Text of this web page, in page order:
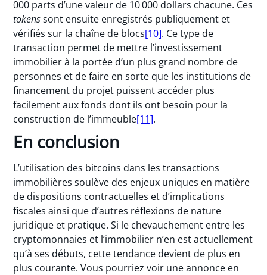
000 parts d’une valeur de 10 000 dollars chacune. Ces
tokenssont ensuite enregistrés publiquement et
vérifiés sur la chaîne de blocs[10]. Ce type de
transaction permet de mettre l’investissement
immobilier à la portée d’un plus grand nombre de
personnes et de faire en sorte que les institutions de
financement du projet puissent accéder plus
facilement aux fonds dont ils ont besoin pour la
construction de l’immeuble[11].
En conclusion
L’utilisation des bitcoins dans les transactions
immobilières soulève des enjeux uniques en matière
de dispositions contractuelles et d’implications
fiscales ainsi que d’autres réflexions de nature
juridique et pratique. Si le chevauchement entre les
cryptomonnaies et l’immobilier n’en est actuellement
qu’à ses débuts, cette tendance devient de plus en
plus courante. Vous pourriez voir une annonce en